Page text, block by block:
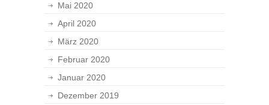
Mai 2020
April 2020
März 2020
Februar 2020
Januar 2020
Dezember 2019